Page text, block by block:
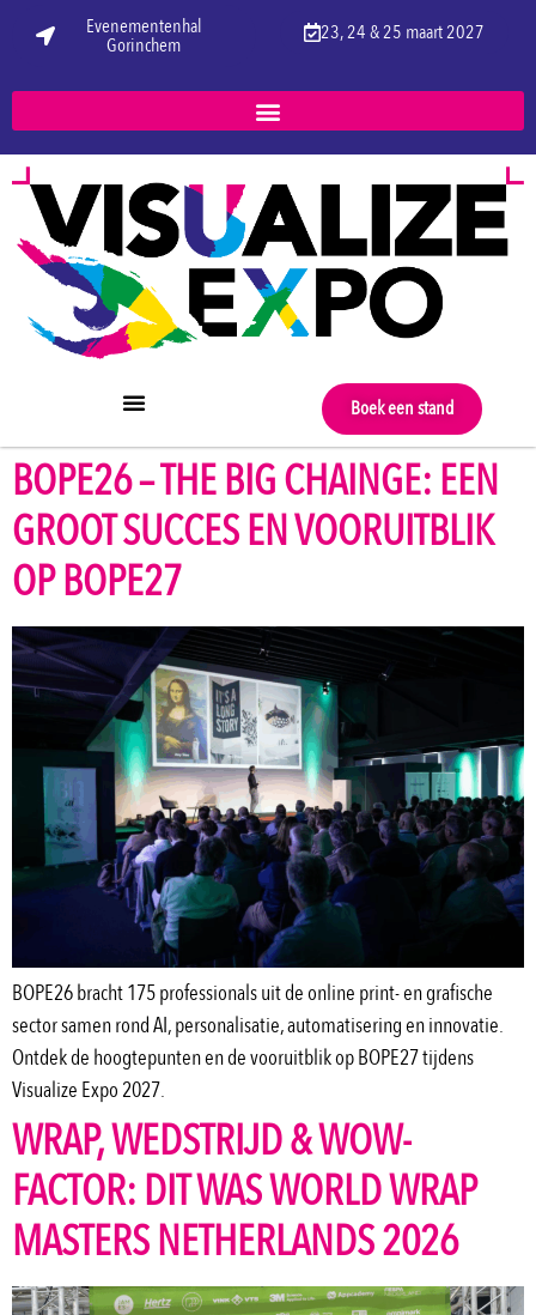
Evenementenhal
Gorinchem
23, 24 & 25 maart 2027
Boek een stand
BOPE26 – THE BIG CHAINGE: EEN
GROOT SUCCES EN VOORUITBLIK
OP BOPE27
BOPE26 bracht 175 professionals uit de online print- en grafische
sector samen rond AI, personalisatie, automatisering en innovatie.
Ontdek de hoogtepunten en de vooruitblik op BOPE27 tijdens
Visualize Expo 2027.
WRAP, WEDSTRIJD & WOW-
FACTOR: DIT WAS WORLD WRAP
MASTERS NETHERLANDS 2026